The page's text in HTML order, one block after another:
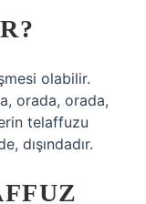
olabilir.
orada, orada,
telaffuzu
dışındadır.